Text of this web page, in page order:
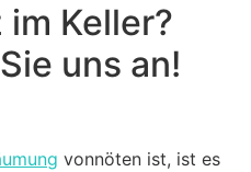
im Keller?
uns an!
vonnöten ist, ist es